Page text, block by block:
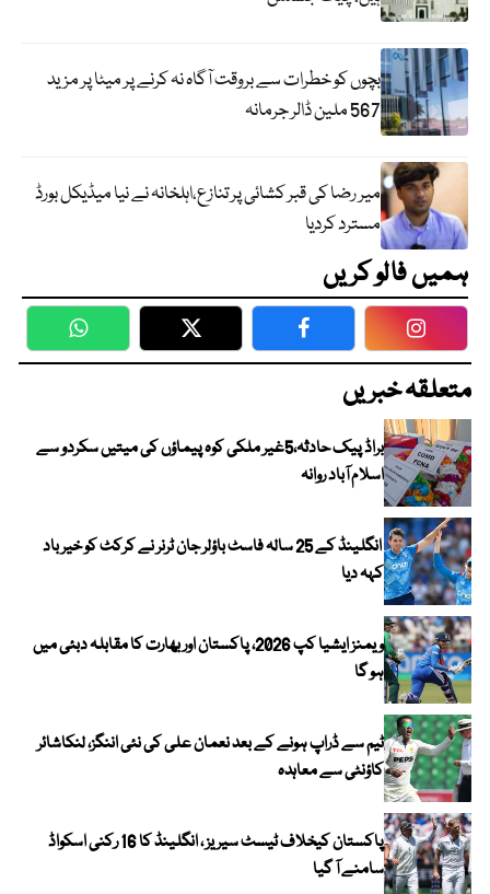
بچوں کو خطرات سے بروقت آگاہ نہ کرنے پر میٹا پر مزید
567 ملین ڈالر جرمانہ
میر رضا کی قبر کشائی پر تنازع،اہلخانہ نے نیا میڈیکل بورڈ
مسترد کردیا
ہمیں فالو کریں
WhatsApp Twitter Facebook
متعلقہ خبریں
براڈ پیک حادثہ،5غیر ملکی کوہ پیماؤں کی میتیں سکردو سے
اسلام آباد روانہ
انگلینڈ کے 25 سالہ فاسٹ باؤلر جان ٹرنر نے کرکٹ کو خیر باد
کہہ دیا
ویمنز ایشیا کپ 2026، پاکستان اور بھارت کا مقابلہ دبئی میں
ہو گا
ٹیم سے ڈراپ ہونے کے بعد نعمان علی کی نئی اننگز، لنکاشائر
کاؤنٹی سے معاہدہ
پاکستان کیخلاف ٹیسٹ سیریز ، انگلینڈ کا 16 رکنی اسکواڈ
سامنے آ گیا